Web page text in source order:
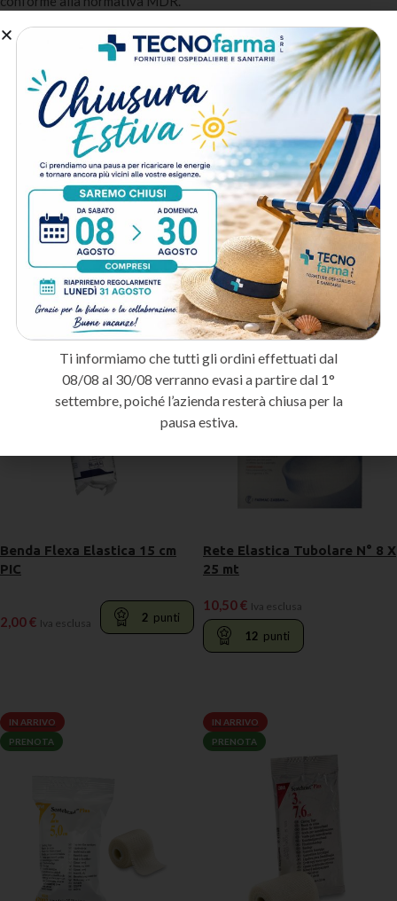
: Per il bendaggio funzionale e la compressione
terapeutica in riabilitazione.
Medici sportivi: Per il trattamento degli infortuni
muscoloscheletrici in ambito sportivo.
Pronto soccorso e ambulatori
: Per la gestione delle urgenze
traumatologiche e delle distorsioni articolari.
Metodo di spedizione
Prodotti correlati
IN ARRIVO
PRENOTA
Benda Flexa Elastica 15 cm
PIC
2,00€ Iva esclusa 2 punti
IN ARRIVO
PRENOTA
Rete Elastica Tubolare N° 8 X
25 mt
10,50€ Iva esclusa
12 punti
IN ARRIVO
PRENOTA
IN ARRIVO
PRENOTA
Ti informiamo che tutti gli ordini effettuati dal
08/08 al 30/08 verranno evasi a partire dal 1°
settembre, poiché l’azienda resterà chiusa per la
pausa estiva.